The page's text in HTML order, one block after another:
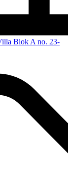
Blok A no. 23-